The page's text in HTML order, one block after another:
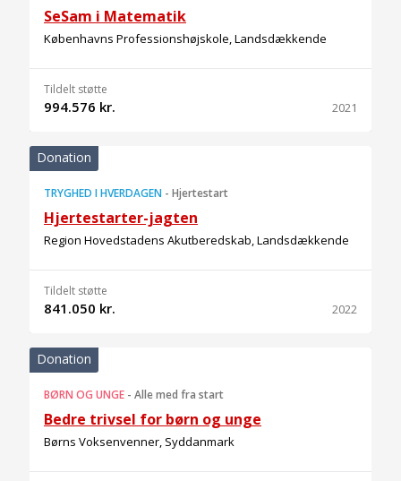
SeSam i Matematik
Københavns Professionshøjskole, Landsdækkende
Tildelt støtte
994.576 kr. 2021
Donation
TRYGHED I HVERDAGEN - Hjertestart
Hjertestarter-jagten
Region Hovedstadens Akutberedskab, Landsdækkende
Tildelt støtte
841.050 kr. 2022
Donation
BØRN OG UNGE - Alle med fra start
Bedre trivsel for børn og unge
Børns Voksenvenner, Syddanmark